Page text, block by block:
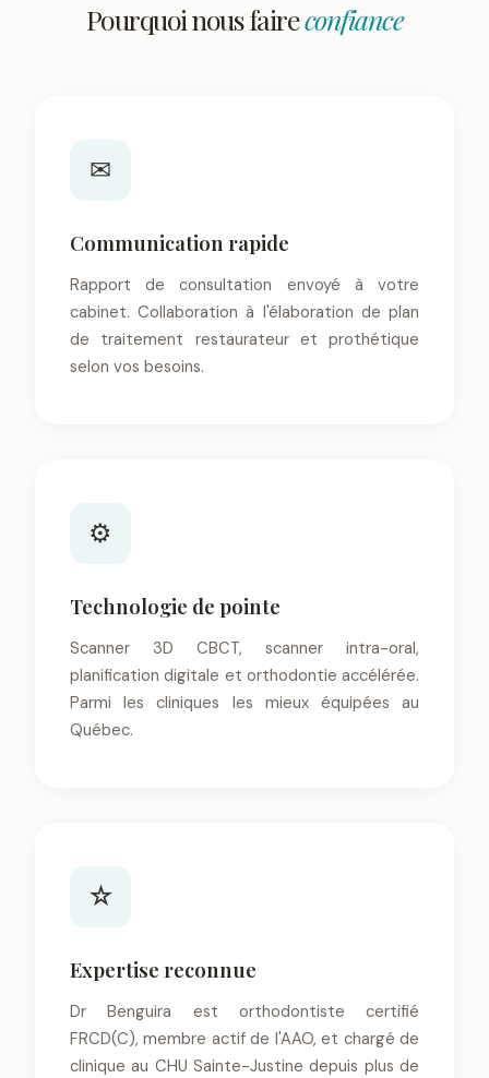
Pourquoi nous faireconfiance
✉
Communication rapide
Rapport de consultation envoyé à votre
cabinet. Collaboration à l'élaboration de plan
de traitement restaurateur et prothétique
selon vos besoins.
⚙
Technologie de pointe
Scanner 3D CBCT, scanner intra-oral,
planification digitale et orthodontie accélérée.
Parmi les cliniques les mieux équipées au
Québec.
☆
Expertise reconnue
Dr Benguira est orthodontiste certifié
FRCD(C), membre actif de l'AAO, et chargé de
clinique au CHU Sainte-Justine depuis plus de